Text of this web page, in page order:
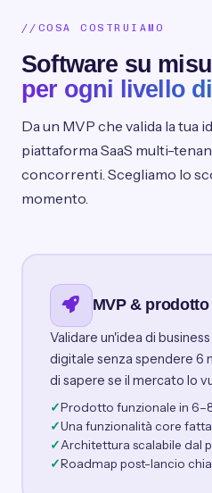
COSA COSTRUIAMO
Software su
per ogni livello
Da un MVP che valida la tua
piattaforma SaaS multi-
concorrenti. Scegliamo lo
momento.
MVP &
Validare un'idea di
digitale senza spendere 6
di sapere se il mercato lo
Prodotto funzionale in
Una funzionalità core
Architettura scalabile dal
Roadmap post-lancio